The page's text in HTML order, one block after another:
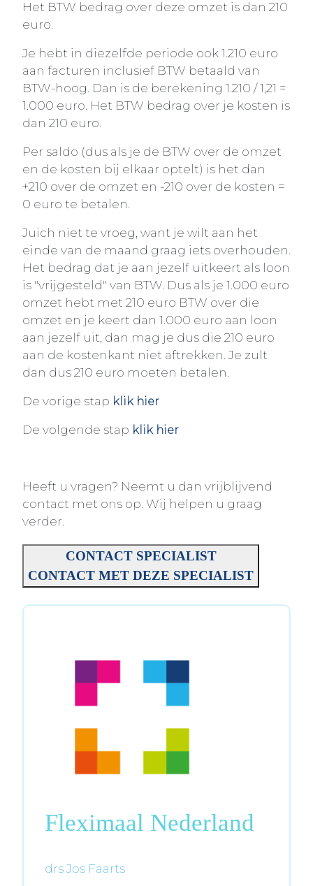
Het BTW bedrag over deze omzet is dan 210
euro.
Je hebt in diezelfde periode ook 1.210 euro
aan facturen inclusief BTW betaald van
BTW-hoog. Dan is de berekening 1.210 / 1,21 =
1.000 euro. Het BTW bedrag over je kosten is
dan 210 euro.
Per saldo (dus als je de BTW over de omzet
en de kosten bij elkaar optelt) is het dan
+210 over de omzet en -210 over de kosten =
0 euro te betalen.
Juich niet te vroeg, want je wilt aan het
einde van de maand graag iets overhouden.
Het bedrag dat je aan jezelf uitkeert als loon
is "vrijgesteld" van BTW. Dus als je 1.000 euro
omzet hebt met 210 euro BTW over die
omzet en je keert dan 1.000 euro aan loon
aan jezelf uit, dan mag je dus die 210 euro
aan de kostenkant niet aftrekken. Je zult
dan dus 210 euro moeten betalen.
De vorige stap klik hier
De volgende stap klik hier
Heeft u vragen? Neemt u dan vrijblijvend
contact met ons op. Wij helpen u graag
verder.
CONTACT SPECIALIST
CONTACT MET DEZE SPECIALIST
Fleximaal Nederland
drs Jos Faarts